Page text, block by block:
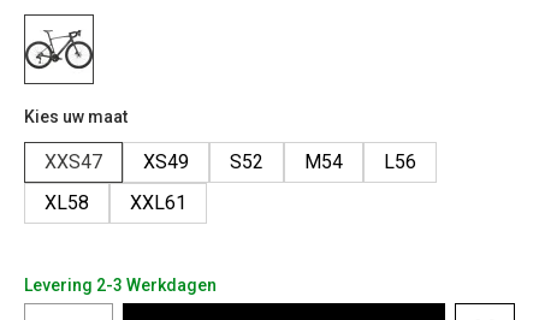
Kies uw maat
XXS47 XS49 S52 M54
L56
XL58
XXL61
Levering 2-3 Werkdagen